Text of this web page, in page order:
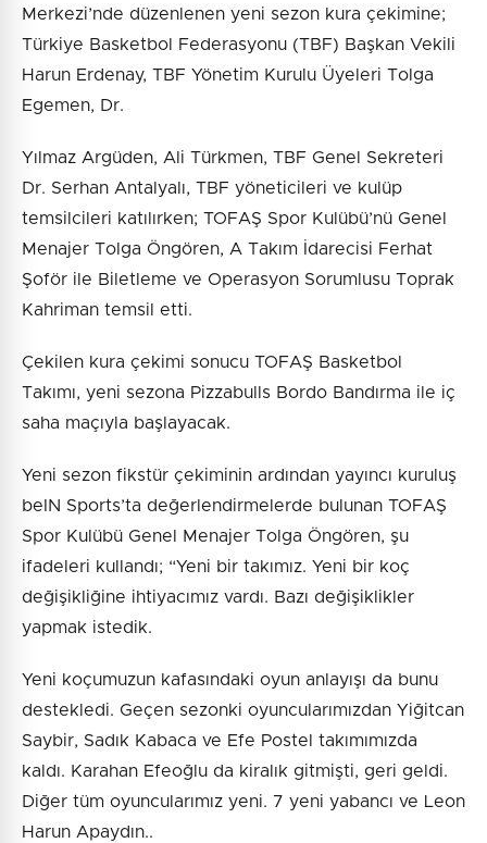
Merkezi’nde düzenlenen yeni sezon kura çekimine;
Türkiye Basketbol Federasyonu (TBF) Başkan Vekili
Harun Erdenay, TBF Yönetim Kurulu Üyeleri Tolga
Egemen, Dr.
Yılmaz Argüden, Ali Türkmen, TBF Genel Sekreteri
Dr. Serhan Antalyalı, TBF yöneticileri ve kulüp
temsilcileri katılırken; TOFAŞ Spor Kulübü’nü Genel
Menajer Tolga Öngören, A Takım İdarecisi Ferhat
Şoför ile Biletleme ve Operasyon Sorumlusu Toprak
Kahriman temsil etti.
Çekilen kura çekimi sonucu TOFAŞ Basketbol
Takımı, yeni sezona Pizzabulls Bordo Bandırma ile iç
saha maçıyla başlayacak.
Yeni sezon fikstür çekiminin ardından yayıncı kuruluş
beIN Sports’ta değerlendirmelerde bulunan TOFAŞ
Spor Kulübü Genel Menajer Tolga Öngören, şu
ifadeleri kullandı; “Yeni bir takımız. Yeni bir koç
değişikliğine ihtiyacımız vardı. Bazı değişiklikler
yapmak istedik.
Yeni koçumuzun kafasındaki oyun anlayışı da bunu
destekledi. Geçen sezonki oyuncularımızdan Yiğitcan
Saybir, Sadık Kabaca ve Efe Postel takımımızda
kaldı. Karahan Efeoğlu da kiralık gitmişti, geri geldi.
Diğer tüm oyuncularımız yeni. 7 yeni yabancı ve Leon
Harun Apaydın..